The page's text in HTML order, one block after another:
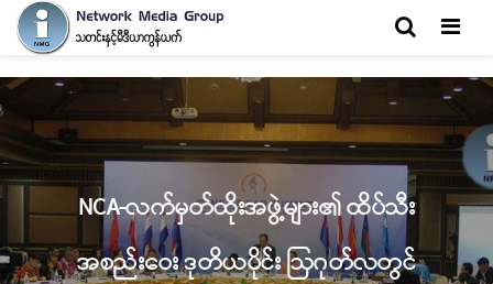
NCA-လက်မှတ်ထိုးအဖွဲ့များ၏ ထိပ်သီး
အစည်းဝေး ဒုတိယပိုင်း ဩဂုတ်လတွင်